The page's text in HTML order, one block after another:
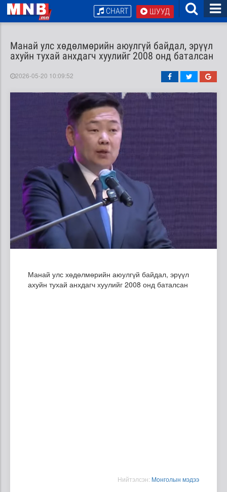
ШУУД
CHART
Манай улс хөдөлмөрийн аюулгүй байдал, эрүүл
ахуйн тухай анхдагч хуулийг 2008 онд баталсан
2026-05-20 10:09:52
Манай улс хөдөлмөрийн аюулгүй байдал, эрүүл
ахуйн тухай анхдагч хуулийг 2008 онд баталсан
Нийтэлсэн: Moнголын мэдээ